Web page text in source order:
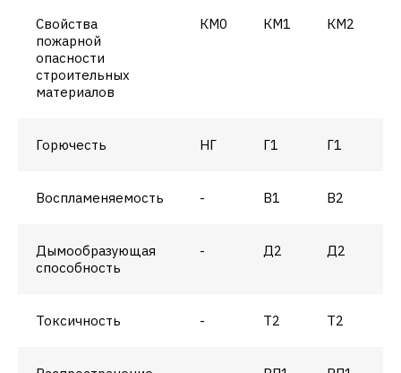
Свойства
пожарной
опасности
строительных
материалов
КМ0 КМ1 КМ2
Горючесть НГ Г1 Г1
Воспламеняемость - В1 В2
Дымообразующая
способность
- Д2 Д2
Токсичность - Т2 Т2